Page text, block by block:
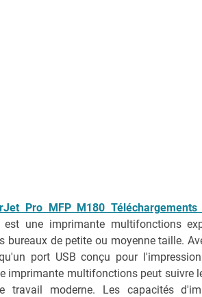
Pro MFP M180
est une imprimante multifonctions
bureaux de petite ou moyenne taille.
port USB conçu pour
imprimante multifonctions peut suivre
travail moderne. Les capacités